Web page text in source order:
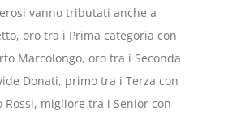
vanno tributati anche a
oro tra i Prima categoria con
Marcolongo, oro tra i Seconda
Donati, primo tra i Terza con
Rossi, migliore tra i Senior con